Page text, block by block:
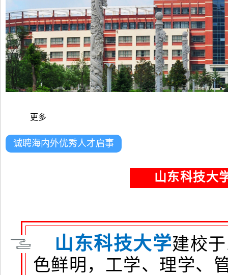
更多
诚聘海内外优秀人才启事
山东科技大
山东科技大学建校
色鲜明，工学、理学、